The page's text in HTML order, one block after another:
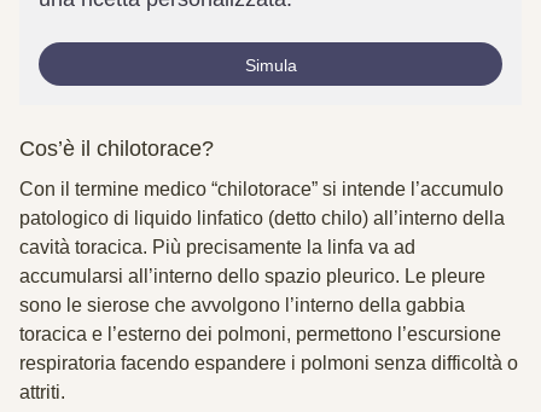
Simula
Cos’è il chilotorace?
Con il termine medico “chilotorace” si intende l’accumulo
patologico di liquido linfatico (detto chilo) all’interno della
cavità toracica. Più precisamente la linfa va ad
accumularsi all’interno dello spazio pleurico. Le pleure
sono le sierose che avvolgono l’interno della gabbia
toracica e l’esterno dei polmoni, permettono l’escursione
respiratoria facendo espandere i polmoni senza difficoltà o
attriti.